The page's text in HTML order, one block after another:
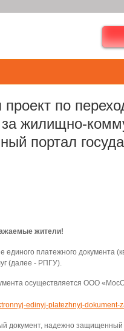
по
жилищно-
портал
жители!
единого платежного документа
(далее - РПГУ).
осуществляется ООО
edinyj-platezhnyj-dokument-
документ, надежно защищенный